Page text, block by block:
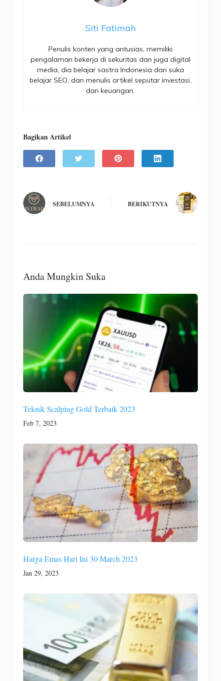
Siti Fatimah
Penulis konten yang antusias, memiliki
pengalaman bekerja di sekuritas dan juga digital
media, dia belajar sastra Indonesia dan suka
belajar SEO, dan menulis artikel seputar investasi,
dan keuangan.
Bagikan Artikel
SEBELUMNYA BERIKUTNYA
Anda Mungkin Suka
Teknik Scalping Gold Terbaik 2023
Feb 7, 2023
Harga Emas Hari Ini 30 March 2023
Jan 29, 2023